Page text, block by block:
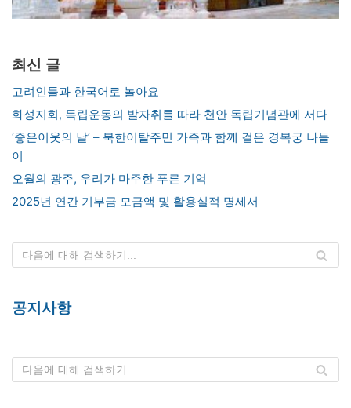
최신 글
고려인들과 한국어로 놀아요
화성지회, 독립운동의 발자취를 따라 천안 독립기념관에 서다
‘좋은이웃의 날’ – 북한이탈주민 가족과 함께 걸은 경복궁 나들
이
오월의 광주, 우리가 마주한 푸른 기억
2025년 연간 기부금 모금액 및 활용실적 명세서
공지사항